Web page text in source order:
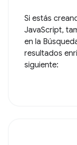
Si estás
JavaScript,
en la
resultados
siguiente: